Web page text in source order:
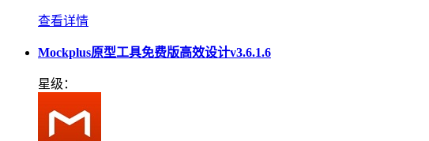
查看详情
Mockplus原型工具免费版高效设计v3.6.1.6
星级：